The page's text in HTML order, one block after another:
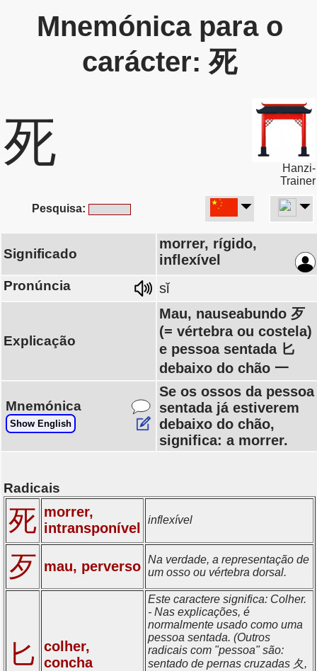
Mnemónica para o
carácter: 死
死
Hanzi-
Trainer
Pesquisa:
Significado
morrer, rígido,
inflexível
Pronúncia sǐ
Explicação
Mau, nauseabundo 歹
(= vértebra ou costela)
e pessoa sentada 匕
debaixo do chão 一
Mnemónica
Show English
Se os ossos da pessoa
sentada já estiverem
debaixo do chão,
significa: a morrer.
Radicais
死 morrer,
intransponível
inflexível
歹 mau, perverso Na verdade, a representação de
um osso ou vértebra dorsal.
匕
colher,
concha
Este caractere significa: Colher.
- Nas explicações, é
normalmente usado como uma
pessoa sentada. (Outros
radicais com "pessoa" são:
sentado de pernas cruzadas 夂,